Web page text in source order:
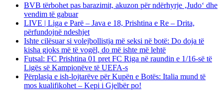
BVB tërbohet pas barazimit, akuzon për ndërhyrje ‚Judo‘ dhe
vendim të gabuar
LIVE | Liga e Parë – Java e 18, Prishtina e Re – Drita,
përfundojnë ndeshjet
Ishte cilësuar si volejbollistja më seksi në botë: Do doja të
kisha gjoks më të vogël, do më ishte më lehtë
Futsal: FC Prishtina 01 pret FC Riga në raundin e 1/16-së të
Ligës së Kampionëve të UEFA-s
Përplasja e ish-lojtarëve për Kupën e Botës: Italia mund të
mos kualifikohet – Kepi i Gjelbër po!